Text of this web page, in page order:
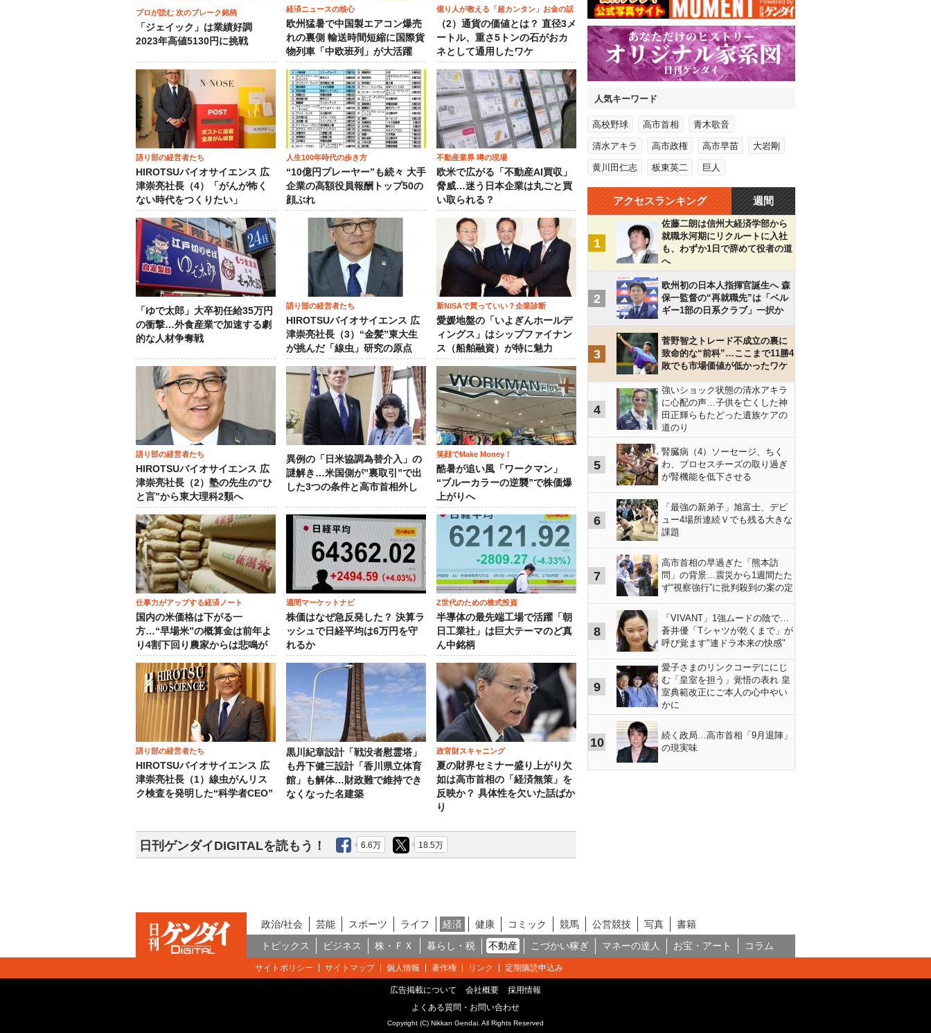
プロが読む 次のブレーク銘柄
「ジェイック」は業績好調
2023年高値5130円に挑戦
経済ニュースの核心
欧州猛暑で中国製エアコン爆売
れの裏側 輸送時間短縮に国際貨
物列車「中欧班列」が大活躍
億り人が教える「超カンタン」お金の話
（2）通貨の価値とは？ 直径3メ
ートル、重さ5トンの石がおカ
ネとして通用したワケ
語り部の経営者たち
HIROTSUバイオサイエンス 広
津崇亮社長（4）「がんが怖く
ない時代をつくりたい」
人生100年時代の歩き方
“10億円プレーヤー”も続々 大手
企業の高額役員報酬トップ50の
顔ぶれ
不動産業界 噂の現場
欧米で広がる「不動産AI買収」
脅威…迷う日本企業は丸ごと買
い取られる？
「ゆで太郎」大卒初任給35万円
の衝撃…外食産業で加速する劇
的な人材争奪戦
語り部の経営者たち
HIROTSUバイオサイエンス 広
津崇亮社長（3）“金髪”東大生
が挑んだ「線虫」研究の原点
新NISAで買っていい？企業診断
愛媛地盤の「いよぎんホールデ
ィングス」はシップファイナン
ス（船舶融資）が特に魅力
語り部の経営者たち
HIROTSUバイオサイエンス 広
津崇亮社長（2）塾の先生の“ひ
と言”から東大理科2類へ
異例の「日米協調為替介入」の
謎解き…米国側が”裏取引”で出
した3つの条件と高市首相外し
笑顔でMake Money！
酷暑が追い風「ワークマン」
“ブルーカラーの逆襲”で株価爆
上がりへ
仕事力がアップする経済ノート
国内の米価格は下がる一
方…“早場米”の概算金は前年よ
り4割下回り農家からは悲鳴が
週間マーケットナビ
株価はなぜ急反発した？ 決算ラ
ッシュで日経平均は6万円を守
れるか
Z世代のための株式投資
半導体の最先端工場で活躍「朝
日工業社」は巨大テーマのど真
ん中銘柄
語り部の経営者たち
HIROTSUバイオサイエンス 広
津崇亮社長（1）線虫がんリス
ク検査を発明した“科学者CEO”
黒川紀章設計「戦没者慰霊塔」
も丹下健三設計「香川県立体育
館」も解体…財政難で維持でき
なくなった名建築
政官財スキャニング
夏の財界セミナー盛り上がり欠
如は高市首相の「経済無策」を
反映か？ 具体性を欠いた話ばか
り
日刊ゲンダイDIGITALを読もう！ 6.6万 18.5万
人気キーワード
高校野球 高市首相 青木歌音
清水アキラ 高市政権 高市早苗 大岩剛
黄川田仁志 板東英二 巨人
アクセスランキング 週間
1
佐藤二朗は信州大経済学部から
就職氷河期にリクルートに入社
も、わずか1日で辞めて役者の道
へ
2
欧州初の日本人指揮官誕生へ 森
保一監督の“再就職先”は「ベル
ギー1部の日系クラブ」一択か
3
菅野智之トレード不成立の裏に
致命的な“前科”…ここまで11勝4
敗でも市場価値が低かったワケ
4
強いショック状態の清水アキラ
に心配の声…子供を亡くした神
田正輝らもたどった遺族ケアの
道のり
5
腎臓病（4）ソーセージ、ちく
わ、プロセスチーズの取り過ぎ
が腎機能を低下させる
6
「最強の新弟子」旭富士、デビ
ュー4場所連続Ｖでも残る大きな
課題
7
高市首相の早過ぎた「熊本訪
問」の背景…震災から1週間たた
ず“視察強行”に批判殺到の案の定
8
「VIVANT」1強ムードの陰で…
蒼井優「Tシャツが乾くまで」が
呼び覚ます"連ドラ本来の快感"
9
愛子さまのリンクコーデににじ
む「皇室を担う」覚悟の表れ 皇
室典範改正にご本人の心中やい
かに
10
続く政局…高市首相「9月退陣」
の現実味
政治/社会 芸能 スポーツ ライフ 経済 健康 コミック 競馬 公営競技 写真
書籍
トピックス
ビジネス 株・ＦＸ 暮らし・税 不動産 こづかい稼ぎ マネーの達人 お宝・アート コラム
サイトポリシー サイトマップ 個人情報 著作権 リンク 定期購読申込み
広告掲載について 会社概要
採用情報
よくある質問・お問い合わせ
Copyright (C) Nikkan Gendai. All Rights Reserved